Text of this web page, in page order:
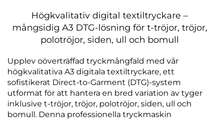
Högkvalitativ digital textiltryckare –
mångsidig A3 DTG-lösning för t-tröjor, tröjor,
polotröjor, siden, ull och bomull
Upplev oöverträffad tryckmångfald med vår
högkvalitativa A3 digitala textiltryckare, ett
sofistikerat Direct-to-Garment (DTG)-system
utformat för att hantera en bred variation av tyger
inklusive t-tröjor, tröjor, polotröjor, siden, ull och
bomull. Denna professionella tryckmaskin